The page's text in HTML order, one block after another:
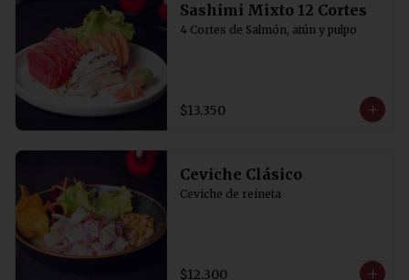
Sashimi Mixto 12 Cortes
4 Cortes de Salmón, atún y pulpo
$13.350
Ceviche Clásico
Ceviche de reineta
$12.300